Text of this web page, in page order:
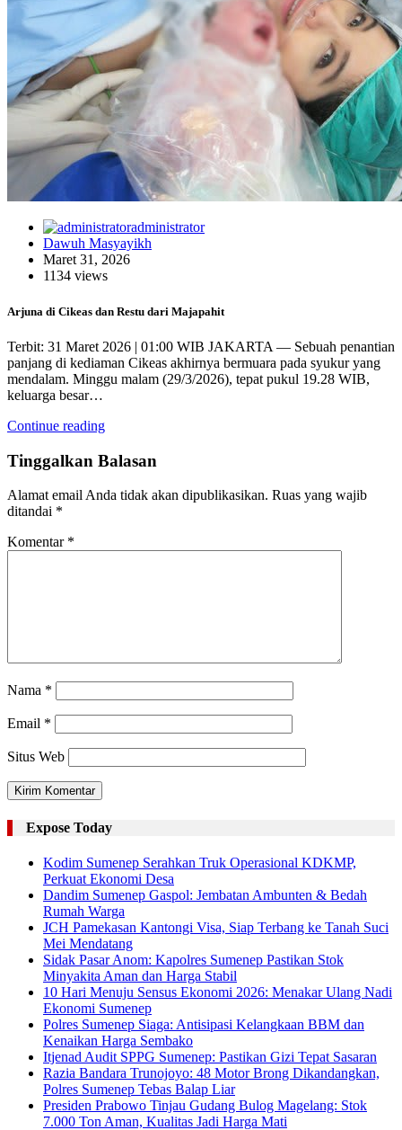
administrator
Dawuh Masyayikh
Maret 31, 2026
1134 views
Arjuna di Cikeas dan Restu dari Majapahit
Terbit: 31 Maret 2026 | 01:00 WIB JAKARTA — Sebuah penantian
panjang di kediaman Cikeas akhirnya bermuara pada syukur yang
mendalam. Minggu malam (29/3/2026), tepat pukul 19.28 WIB,
keluarga besar…
Continue reading
Tinggalkan Balasan
Alamat email Anda tidak akan dipublikasikan. Ruas yang wajib
ditandai *
Komentar *
Nama *
Email *
Situs Web
Expose Today
Kodim Sumenep Serahkan Truk Operasional KDKMP,
Perkuat Ekonomi Desa
Dandim Sumenep Gaspol: Jembatan Ambunten & Bedah
Rumah Warga
JCH Pamekasan Kantongi Visa, Siap Terbang ke Tanah Suci
Mei Mendatang
Sidak Pasar Anom: Kapolres Sumenep Pastikan Stok
Minyakita Aman dan Harga Stabil
10 Hari Menuju Sensus Ekonomi 2026: Menakar Ulang Nadi
Ekonomi Sumenep
Polres Sumenep Siaga: Antisipasi Kelangkaan BBM dan
Kenaikan Harga Sembako
Itjenad Audit SPPG Sumenep: Pastikan Gizi Tepat Sasaran
Razia Bandara Trunojoyo: 48 Motor Brong Dikandangkan,
Polres Sumenep Tebas Balap Liar
Presiden Prabowo Tinjau Gudang Bulog Magelang: Stok
7.000 Ton Aman, Kualitas Jadi Harga Mati